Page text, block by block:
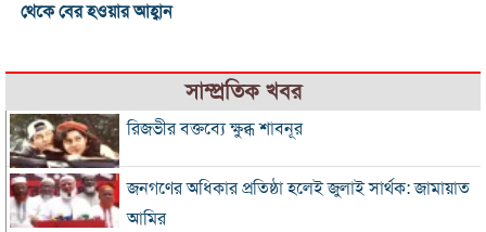
থেকে বের হওয়ার আহ্বান
সাম্প্রতিক খবর
রিজভীর বক্তব্যে ক্ষুব্ধ শাবনূর
জনগণের অধিকার প্রতিষ্ঠা হলেই জুলাই সার্থক: জামায়াত
আমির